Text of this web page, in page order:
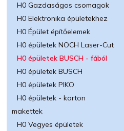
H0 Gazdaságos csomagok
H0 Elektronika épületekhez
H0 Épület építőelemek
H0 épületek NOCH Laser-Cut
H0 épületek BUSCH - fából
H0 épületek BUSCH
H0 épületek PIKO
H0 épületek - karton
makettek
H0 Vegyes épületek